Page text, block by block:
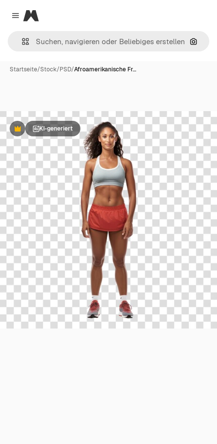
Close menu
Magnific
Nach
Startseite/Stock/PSD/Afroamerikanische Fr…
PremiumKI-generiert